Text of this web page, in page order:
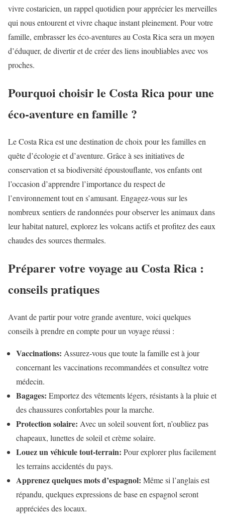
vivre costaricien, un rappel quotidien pour apprécier les merveilles
qui nous entourent et vivre chaque instant pleinement. Pour votre
famille, embrasser les éco-aventures au Costa Rica sera un moyen
d’éduquer, de divertir et de créer des liens inoubliables avec vos
proches.
Pourquoi choisir le Costa Rica pour une
éco-aventure en famille ?
Le Costa Rica est une destination de choix pour les familles en
quête d’écologie et d’aventure. Grâce à ses initiatives de
conservation et sa biodiversité époustouflante, vos enfants ont
l’occasion d’apprendre l’importance du respect de
l’environnement tout en s’amusant. Engagez-vous sur les
nombreux sentiers de randonnées pour observer les animaux dans
leur habitat naturel, explorez les volcans actifs et profitez des eaux
chaudes des sources thermales.
Préparer votre voyage au Costa Rica :
conseils pratiques
Avant de partir pour votre grande aventure, voici quelques
conseils à prendre en compte pour un voyage réussi :
Vaccinations: Assurez-vous que toute la famille est à jour
concernant les vaccinations recommandées et consultez votre
médecin.
Bagages: Emportez des vêtements légers, résistants à la pluie et
des chaussures confortables pour la marche.
Protection solaire: Avec un soleil souvent fort, n’oubliez pas
chapeaux, lunettes de soleil et crème solaire.
Louez un véhicule tout-terrain: Pour explorer plus facilement
les terrains accidentés du pays.
Apprenez quelques mots d’espagnol: Même si l’anglais est
répandu, quelques expressions de base en espagnol seront
appréciées des locaux.